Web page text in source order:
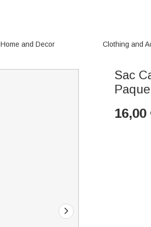
Home and Decor Clothing and
Sac
16,00